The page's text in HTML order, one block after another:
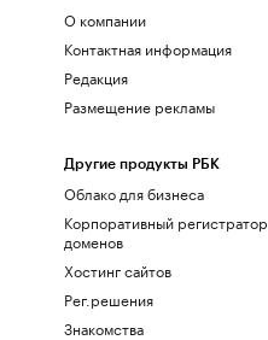
О компании
Контактная информация
Редакция
Размещение рекламы
Другие продукты РБК
Облако для бизнеса
Корпоративный регистратор
доменов
Хостинг сайтов
Рег.решения
Знакомства